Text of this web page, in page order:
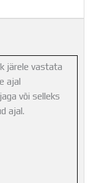
järele vastata
ajal
või selleks
ajal.